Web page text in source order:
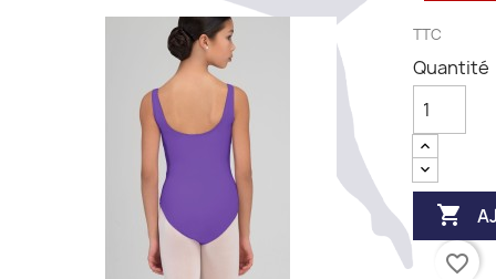
TTC
Quantité

favorite_border